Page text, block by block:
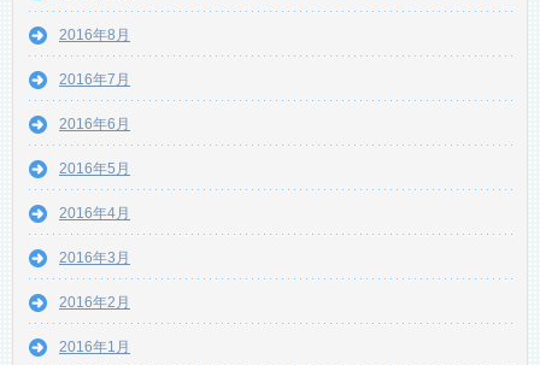
2016年8月
2016年7月
2016年6月
2016年5月
2016年4月
2016年3月
2016年2月
2016年1月